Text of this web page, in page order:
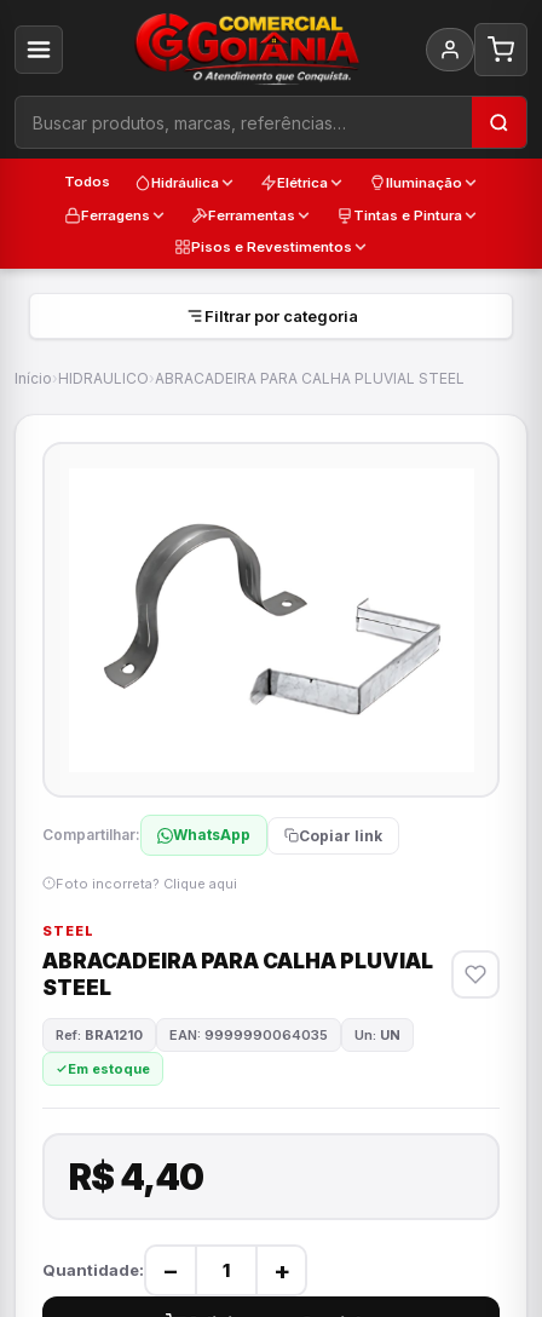
Todos Hidráulica Elétrica
Iluminação
Ferragens
Ferramentas
Tintas e Pintura
Pisos e Revestimentos
Filtrar por categoria
Início›HIDRAULICO›ABRACADEIRA PARA CALHA PLUVIAL STEEL
Compartilhar: WhatsApp Copiar link
Foto incorreta? Clique aqui
STEEL
ABRACADEIRA PARA CALHA PLUVIAL
STEEL
Ref: BRA1210 EAN: 9999990064035 Un: UN
Em estoque
R$ 4,40
Quantidade: − +